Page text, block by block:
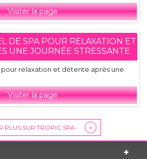
Visiter la page
DE SPA POUR RELAXATION ET
UNE JOURNÉE STRESSANTE
relaxation et détente après une
Visiter la page
PLUS SUR TROPIC SPA +